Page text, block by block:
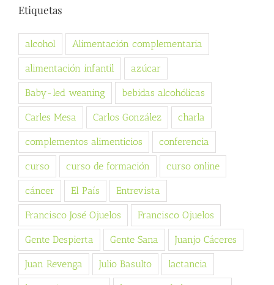
Etiquetas
alcohol Alimentación complementaria
alimentación infantil azúcar
Baby-led weaning bebidas alcohólicas
Carles Mesa Carlos González charla
complementos alimenticios conferencia
curso curso de formación curso online
cáncer El País Entrevista
Francisco José Ojuelos Francisco Ojuelos
Gente Despierta Gente Sana Juanjo Cáceres
Juan Revenga Julio Basulto lactancia